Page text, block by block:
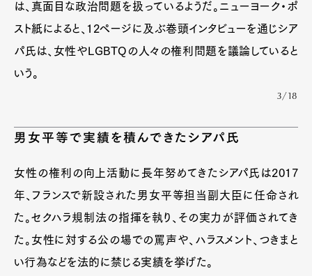
は、真面目な政治問題を扱っているようだ。ニューヨーク・ポ
スト紙によると、12ページに及ぶ巻頭インタビューを通じシア
パ氏は、女性やLGBTQの人々の権利問題を議論していると
いう。
3/18
男女平等で実績を積んできたシアパ氏
女性の権利の向上活動に長年努めてきたシアパ氏は2017
年、フランスで新設された男女平等担当副大臣に任命され
た。セクハラ規制法の指揮を執り、その実力が評価されてき
た。女性に対する公の場での罵声や、ハラスメント、つきまと
い行為などを法的に禁じる実績を挙げた。